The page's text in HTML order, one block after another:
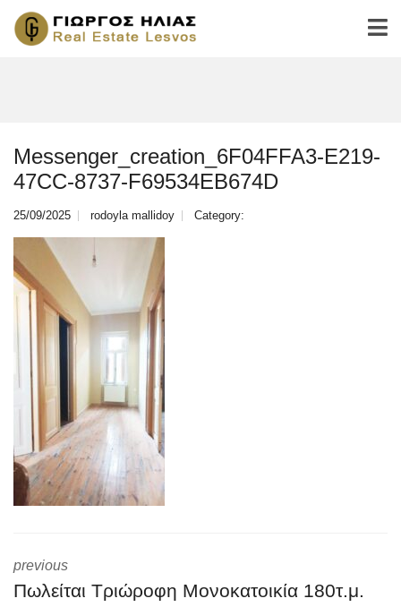
Messenger_creation_6F04FFA3-E219-
47CC-8737-F69534EB674D
25/09/2025 rodoyla mallidoy Category:
previous
Πωλείται Τριώροφη Μονοκατοικία 180τ.μ.